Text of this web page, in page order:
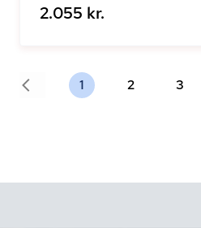
2.055 kr.
1 2 3